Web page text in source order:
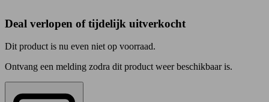
Deal verlopen of tijdelijk uitverkocht
Dit product is nu even niet op voorraad.
Ontvang een melding zodra dit product weer beschikbaar is.